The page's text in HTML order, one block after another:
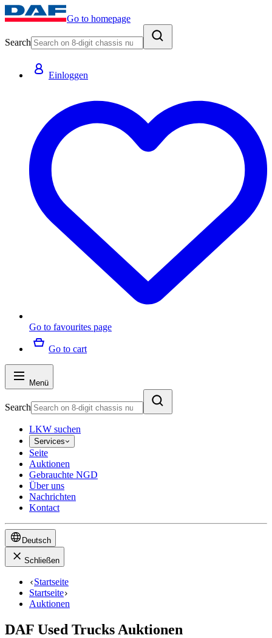
Go to homepage
Search
Einloggen
Go to favourites page
Go to cart
Menü
Search
LKW suchen
Services
Seite
Auktionen
Gebrauchte NGD
Über uns
Nachrichten
Kontact
Deutsch
Schließen
Startseite
Startseite
Auktionen
DAF Used Trucks Auktionen